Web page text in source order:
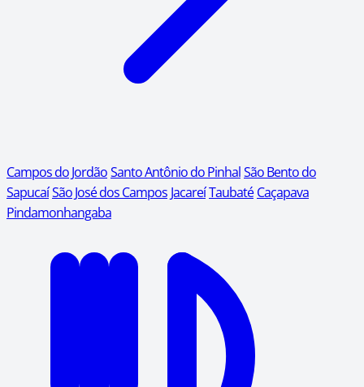
Campos do JordãoSanto Antônio do PinhalSão Bento do
SapucaíSão José dos Campos JacareíTaubaté Caçapava
Pindamonhangaba